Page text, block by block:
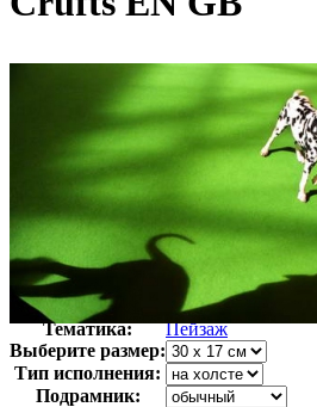
Автор:
Неизвестно
Арт-стиль
Фотография
Тематика:
Пейзаж
Выберите размер:
Тип исполнения:
Подрамник: